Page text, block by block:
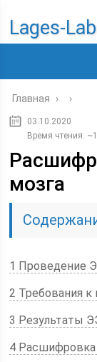
Lages-
Главная › ›
03.10.2020
Время чтения:
мозга
1 Проведение
2 Требования к
3 Результаты
4 Расшифровка